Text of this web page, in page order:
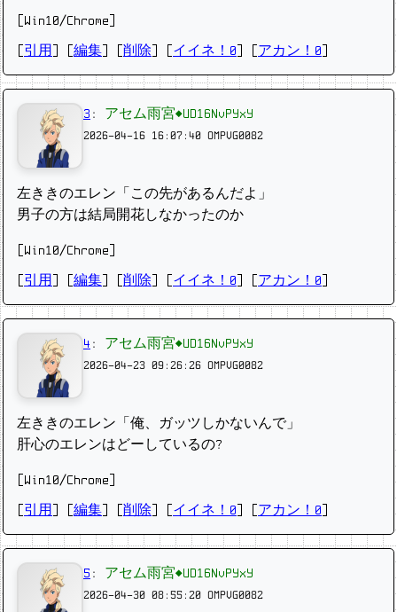
[Win10/Chrome]
引用 編集 削除 イイネ！0 アカン！0
3 : アセム雨宮◆UD16NvPYxY
2026-04-16 16:07:40 OMPVG0082
左ききのエレン「この先があるんだよ」
男子の方は結局開花しなかったのか
[Win10/Chrome]
引用 編集 削除 イイネ！0 アカン！0
4 : アセム雨宮◆UD16NvPYxY
2026-04-23 09:26:26 OMPVG0082
左ききのエレン「俺、ガッツしかないんで」
肝心のエレンはどーしているの?
[Win10/Chrome]
引用 編集 削除 イイネ！0 アカン！0
5 : アセム雨宮◆UD16NvPYxY
2026-04-30 08:55:20 OMPVG0082